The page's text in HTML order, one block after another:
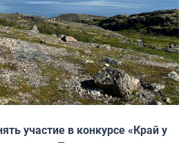
участие в конкурсе «Край у